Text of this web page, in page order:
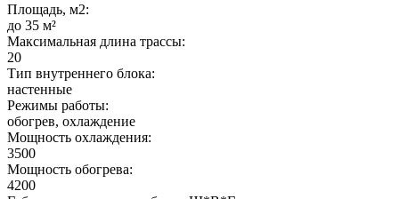
Площадь, м2:
до 35 м²
Максимальная длина трассы:
20
Тип внутреннего блока:
настенные
Режимы работы:
обогрев, охлаждение
Мощность охлаждения:
3500
Мощность обогрева:
4200